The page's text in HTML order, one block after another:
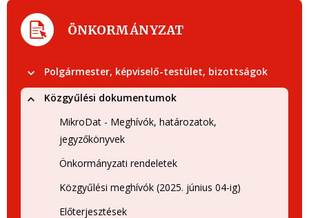
ÖNKORMÁNYZAT
Polgármester, képviselő-testület, bizottságok
Közgyűlési dokumentumok
MikroDat - Meghívók, határozatok,
jegyzőkönyvek
Önkormányzati rendeletek
Közgyűlési meghívók (2025. június 04-ig)
Előterjesztések